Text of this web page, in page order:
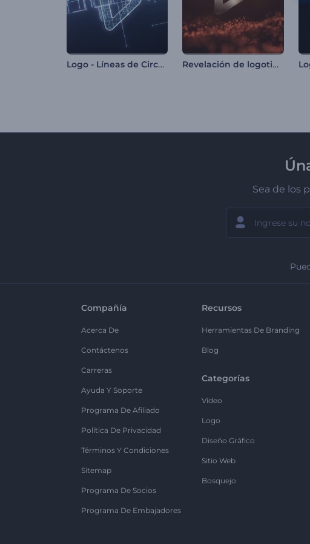
Logo - Líneas de Circuitos Digitales Revelación de logotipo con ondas de partículas
Sea de los
Compañía
Acerca De
Contáctenos
Carreras
Ayuda Y Soporte
Programa De Afiliado
Política De Privacidad
Términos Y Condiciones
Sitemap
Programa De Socios
Programa De Embajadores
Recursos
Herramientas De Branding
Blog
Categorías
Vídeo
Logo
Diseño Gráfico
Sitio Web
Bosquejo